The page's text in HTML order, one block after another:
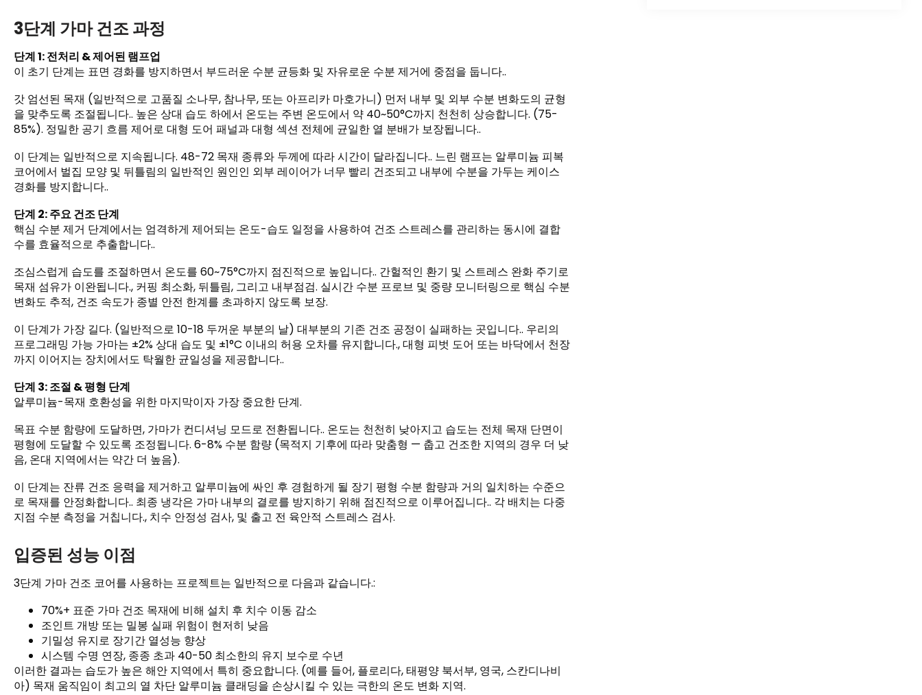
3단계 가마 건조 과정
단계 1: 전처리 & 제어된 램프업
이 초기 단계는 표면 경화를 방지하면서 부드러운 수분 균등화 및 자유로운 수분 제거에 중점을 둡니다..
갓 엄선된 목재 (일반적으로 고품질 소나무, 참나무, 또는 아프리카 마호가니) 먼저 내부 및 외부 수분 변화도의 균형
을 맞추도록 조절됩니다.. 높은 상대 습도 하에서 온도는 주변 온도에서 약 40~50°C까지 천천히 상승합니다. (75-
85%). 정밀한 공기 흐름 제어로 대형 도어 패널과 대형 섹션 전체에 균일한 열 분배가 보장됩니다..
이 단계는 일반적으로 지속됩니다. 48-72 목재 종류와 두께에 따라 시간이 달라집니다.. 느린 램프는 알루미늄 피복
코어에서 벌집 모양 및 뒤틀림의 일반적인 원인인 외부 레이어가 너무 빨리 건조되고 내부에 수분을 가두는 케이스
경화를 방지합니다..
단계 2: 주요 건조 단계
핵심 수분 제거 단계에서는 엄격하게 제어되는 온도-습도 일정을 사용하여 건조 스트레스를 관리하는 동시에 결합
수를 효율적으로 추출합니다..
조심스럽게 습도를 조절하면서 온도를 60~75°C까지 점진적으로 높입니다.. 간헐적인 환기 및 스트레스 완화 주기로
목재 섬유가 이완됩니다., 커핑 최소화, 뒤틀림, 그리고 내부점검. 실시간 수분 프로브 및 중량 모니터링으로 핵심 수분
변화도 추적, 건조 속도가 종별 안전 한계를 초과하지 않도록 보장.
이 단계가 가장 길다. (일반적으로 10-18 두꺼운 부분의 날) 대부분의 기존 건조 공정이 실패하는 곳입니다.. 우리의
프로그래밍 가능 가마는 ±2% 상대 습도 및 ±1°C 이내의 허용 오차를 유지합니다., 대형 피벗 도어 또는 바닥에서 천장
까지 이어지는 장치에서도 탁월한 균일성을 제공합니다..
단계 3: 조절 & 평형 단계
알루미늄-목재 호환성을 위한 마지막이자 가장 중요한 단계.
목표 수분 함량에 도달하면, 가마가 컨디셔닝 모드로 전환됩니다.. 온도는 천천히 낮아지고 습도는 전체 목재 단면이
평형에 도달할 수 있도록 조정됩니다. 6-8% 수분 함량 (목적지 기후에 따라 맞춤형 — 춥고 건조한 지역의 경우 더 낮
음, 온대 지역에서는 약간 더 높음).
이 단계는 잔류 건조 응력을 제거하고 알루미늄에 싸인 후 경험하게 될 장기 평형 수분 함량과 거의 일치하는 수준으
로 목재를 안정화합니다.. 최종 냉각은 가마 내부의 결로를 방지하기 위해 점진적으로 이루어집니다.. 각 배치는 다중
지점 수분 측정을 거칩니다., 치수 안정성 검사, 및 출고 전 육안적 스트레스 검사.
입증된 성능 이점
3단계 가마 건조 코어를 사용하는 프로젝트는 일반적으로 다음과 같습니다.:
70%+ 표준 가마 건조 목재에 비해 설치 후 치수 이동 감소
조인트 개방 또는 밀봉 실패 위험이 현저히 낮음
기밀성 유지로 장기간 열성능 향상
시스템 수명 연장, 종종 초과 40-50 최소한의 유지 보수로 수년
이러한 결과는 습도가 높은 해안 지역에서 특히 중요합니다. (예를 들어, 플로리다, 태평양 북서부, 영국, 스칸디나비
아) 목재 움직임이 최고의 열 차단 알루미늄 클래딩을 손상시킬 수 있는 극한의 온도 변화 지역.